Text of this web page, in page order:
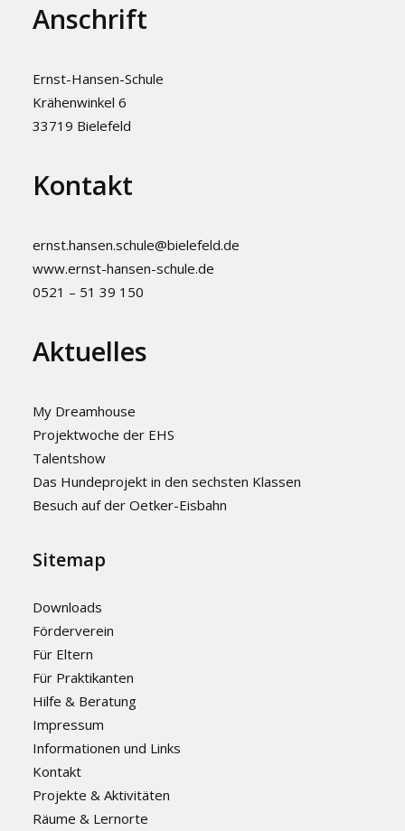
Anschrift
Ernst-Hansen-Schule
Krähenwinkel 6
33719 Bielefeld
Kontakt
ernst.hansen.schule@bielefeld.de
www.ernst-hansen-schule.de
0521 – 51 39 150
Aktuelles
My Dreamhouse
Projektwoche der EHS
Talentshow
Das Hundeprojekt in den sechsten Klassen
Besuch auf der Oetker-Eisbahn
Sitemap
Downloads
Förderverein
Für Eltern
Für Praktikanten
Hilfe & Beratung
Impressum
Informationen und Links
Kontakt
Projekte & Aktivitäten
Räume & Lernorte